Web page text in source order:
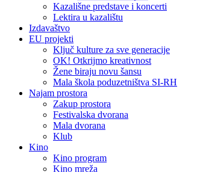
Kazališne predstave i koncerti
Lektira u kazalištu
Izdavaštvo
EU projekti
Ključ kulture za sve generacije
OK! Otkrijmo kreativnost
Žene biraju novu šansu
Mala škola poduzetništva SI-RH
Najam prostora
Zakup prostora
Festivalska dvorana
Mala dvorana
Klub
Kino
Kino program
Kino mreža